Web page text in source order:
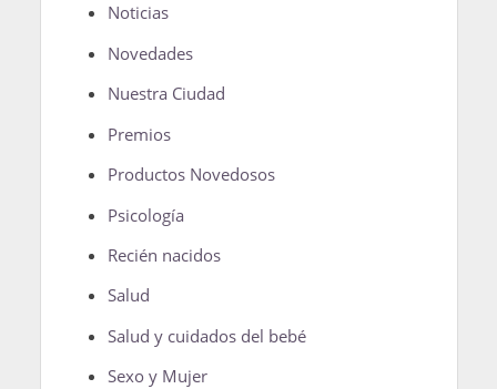
Noticias
Novedades
Nuestra Ciudad
Premios
Productos Novedosos
Psicología
Recién nacidos
Salud
Salud y cuidados del bebé
Sexo y Mujer